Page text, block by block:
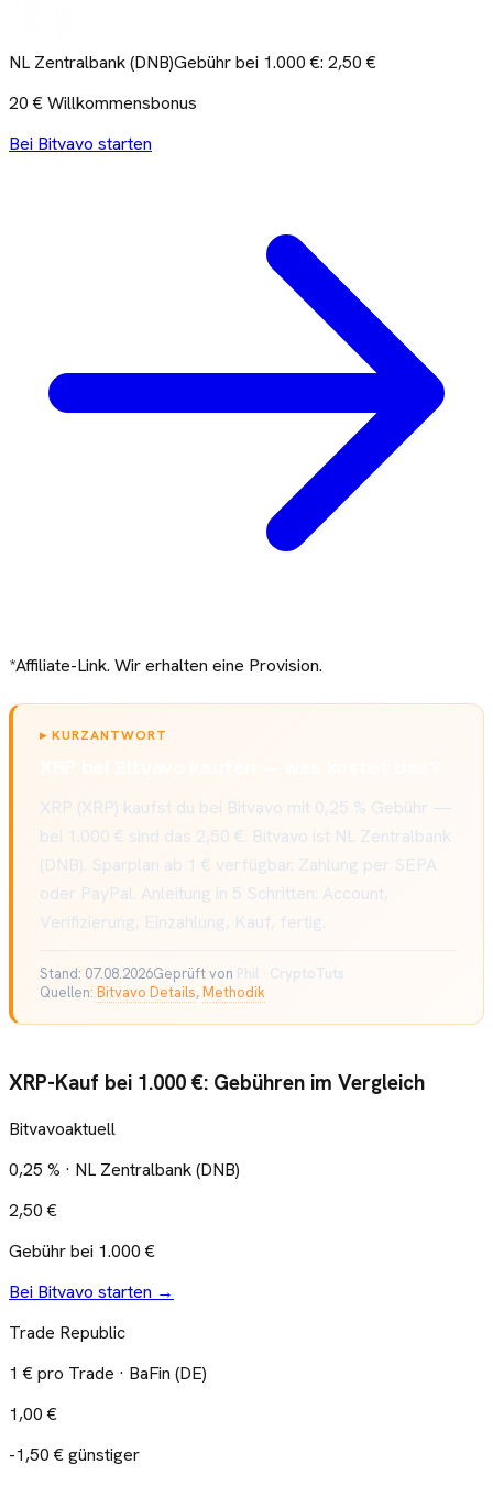
NL Zentralbank (DNB)Gebühr bei 1.000 €: 2,50 €
20 € Willkommensbonus
Bei Bitvavo starten
*Affiliate-Link. Wir erhalten eine Provision.
▸KURZANTWORT
XRP (XRP) kaufst du bei Bitvavo mit 0,25 % Gebühr —
bei 1.000 € sind das 2,50 €. Bitvavo ist NL Zentralbank
(DNB). Sparplan ab 1 € verfügbar. Zahlung per SEPA
oder PayPal. Anleitung in 5 Schritten: Account,
Verifizierung, Einzahlung, Kauf, fertig.
Stand: 07.08.2026Geprüft von Phil · CryptoTuts
Quellen: Bitvavo Details,Methodik
XRP-Kauf bei 1.000 €: Gebühren im Vergleich
Bitvavoaktuell
0,25 % · NL Zentralbank (DNB)
2,50 €
Gebühr bei 1.000 €
Bei Bitvavo starten →
Trade Republic
1 € pro Trade · BaFin (DE)
1,00 €
-1,50 € günstiger